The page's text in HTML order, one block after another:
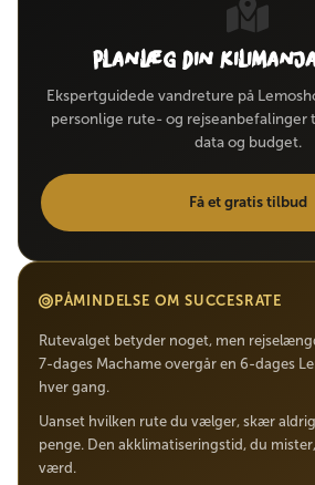
Planlæg din
Ekspertguidede vandreture på
personlige rute- og rejseanbefalinger
data og budget.
Få et gratis tilbud
PÅMINDELSE OM SUCCESRATE
Rutevalget betyder noget, men
7-dages Machame overgår en 6-dages
hver gang.
Uanset hvilken rute du vælger, skær
penge. Den akklimatiseringstid, du
værd.